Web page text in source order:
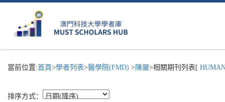
當前位置:首頁>學者列表>醫學院(FMD) > 陳嚴>相關期刊列表[
排序方式：